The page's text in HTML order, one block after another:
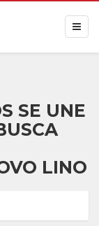
SE UNE
LINO